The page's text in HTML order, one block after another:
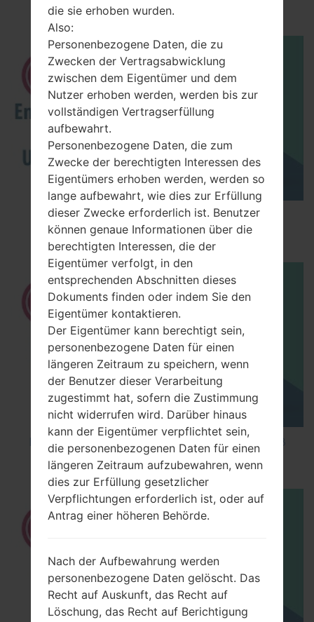
akaLG G6 LTE-A
How to Enable Developer Options & USB
Debugging on LG ?
How to Factory Reset through code on LG K8
M200E?
die sie erhoben wurden.
Also:
Personenbezogene Daten, die zu
Zwecken der Vertragsabwicklung
zwischen dem Eigentümer und dem
Nutzer erhoben werden, werden bis zur
vollständigen Vertragserfüllung
aufbewahrt.
Personenbezogene Daten, die zum
Zwecke der berechtigten Interessen des
Eigentümers erhoben werden, werden so
lange aufbewahrt, wie dies zur Erfüllung
dieser Zwecke erforderlich ist. Benutzer
können genaue Informationen über die
berechtigten Interessen, die der
Eigentümer verfolgt, in den
entsprechenden Abschnitten dieses
Dokuments finden oder indem Sie den
Eigentümer kontaktieren.
Der Eigentümer kann berechtigt sein,
personenbezogene Daten für einen
längeren Zeitraum zu speichern, wenn
der Benutzer dieser Verarbeitung
zugestimmt hat, sofern die Zustimmung
nicht widerrufen wird. Darüber hinaus
kann der Eigentümer verpflichtet sein,
die personenbezogenen Daten für einen
längeren Zeitraum aufzubewahren, wenn
dies zur Erfüllung gesetzlicher
Verpflichtungen erforderlich ist, oder auf
Antrag einer höheren Behörde.
Nach der Aufbewahrung werden
personenbezogene Daten gelöscht. Das
Recht auf Auskunft, das Recht auf
Löschung, das Recht auf Berichtigung